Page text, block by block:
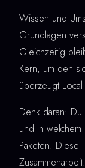
Wissen und
Grundlagen
Gleichzeitig
Kern, um den
überzeugt
Denk daran:
und in
Paketen. Diese